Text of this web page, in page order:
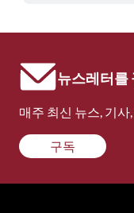
뉴스레터를
매주 최신 뉴스, 기
구독